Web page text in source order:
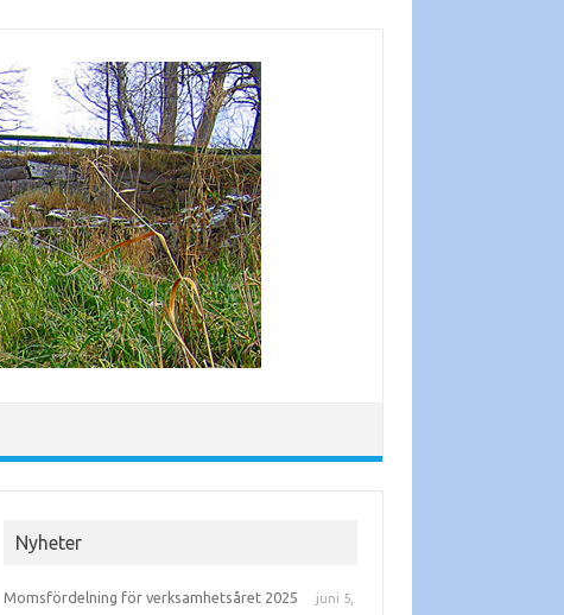
Nyheter
Momsfördelning för verksamhetsåret 2025
juni 5,